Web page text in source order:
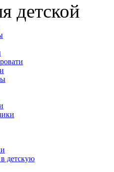
детской
детскую